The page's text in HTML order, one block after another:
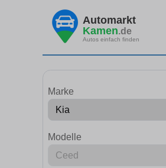
Automarkt
Kamen.de
Autos einfach finden
Marke
Modelle